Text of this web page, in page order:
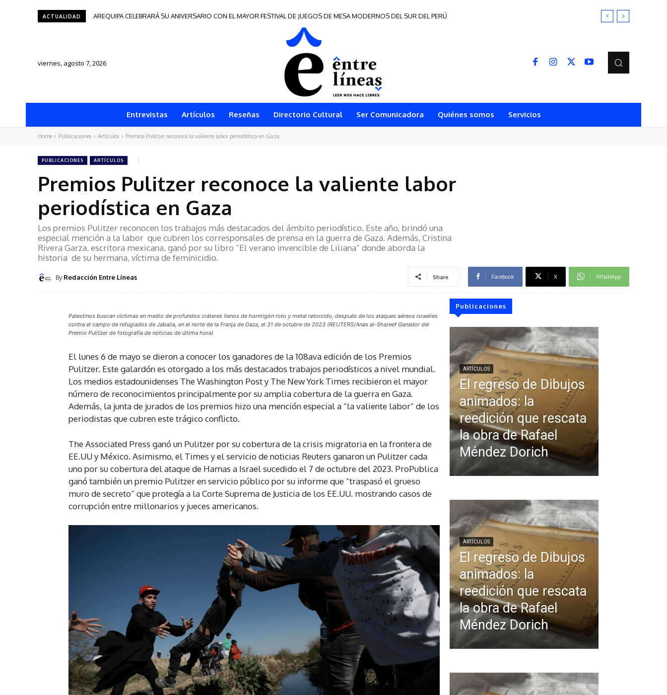
ACTUALIDAD AREQUIPA CELEBRARÁ SU ANIVERSARIO CON EL MAYOR FESTIVAL DE JUEGOS DE MESA MODERNOS DEL SUR DEL PERÚ
Tacna será sede del Festival de Autores de Frontera 2026
viernes, agosto 7, 2026
Entrevistas Artículos Reseñas Directorio Cultural Ser Comunicadora Quiénes somos Servicios
Home Publicaciones Artículos Premios Pulitzer reconoce la valiente labor periodística en Gaza
PUBLICACIONES ARTÍCULOS
Premios Pulitzer reconoce la valiente labor
periodística en Gaza
Los premios Pulitzer reconocen los trabajos más destacados del ámbito periodístico. Este año, brindó una
especial mención a la labor que cubren los corresponsales de prensa en la guerra de Gaza. Además, Cristina
Rivera Garza, escritora mexicana, ganó por su libro “El verano invencible de Liliana” donde aborda la
historia de su hermana, víctima de feminicidio.
By Redacción Entre Líneas Share Facebook X WhatsApp
Palestinos buscan víctimas en medio de profundos cráteres llenos de hormigón roto y metal retorcido, después de los ataques aéreos israelíes
contra el campo de refugiados de Jabalia, en el norte de la Franja de Gaza, el 31 de octubre de 2023 (REUTERS/Anas al-Shareef Ganador del
Premio Pulitzer de fotografía de noticias de última hora)
El lunes 6 de mayo se dieron a conocer los ganadores de la 108ava edición de los Premios
Pulitzer. Este galardón es otorgado a los más destacados trabajos periodísticos a nivel mundial.
Los medios estadounidenses The Washington Post y The New York Times recibieron el mayor
número de reconocimientos principalmente por su amplia cobertura de la guerra en Gaza.
Además, la junta de jurados de los premios hizo una mención especial a “la valiente labor” de los
periodistas que cubren este trágico conflicto.
The Associated Press ganó un Pulitzer por su cobertura de la crisis migratoria en la frontera de
EE.UU y México. Asimismo, el Times y el servicio de noticias Reuters ganaron un Pulitzer cada
uno por su cobertura del ataque de Hamas a Israel sucedido el 7 de octubre del 2023. ProPublica
ganó también un premio Pulitzer en servicio público por su informe que “traspasó el grueso
muro de secreto” que protegía a la Corte Suprema de Justicia de los EE.UU. mostrando casos de
corrupción entre millonarios y jueces americanos.
Publicaciones
ARTÍCULOS
El regreso de Dibujos
animados: la
reedición que rescata
la obra de Rafael
Méndez Dorich
ARTÍCULOS
El regreso de Dibujos
animados: la
reedición que rescata
la obra de Rafael
Méndez Dorich